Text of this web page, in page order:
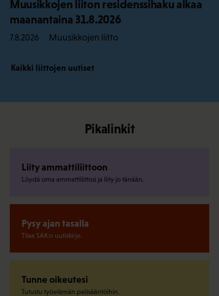
Muusikkojen liiton residenssihaku alkaa
maanantaina 31.8.2026
7.8.2026 Muusikkojen liitto
Kaikki liittojen uutiset
Pikalinkit
Liity ammattiliittoon
Löydä oma ammattiliittosi ja liity jo tänään.
Pysy ajan tasalla
Tilaa SAK:n uutiskirje.
Tunne oikeutesi
Tutustu työelämän pelisääntöihin.